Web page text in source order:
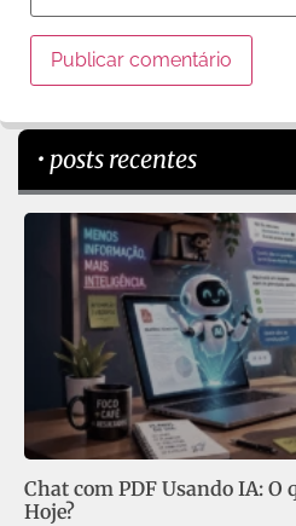
• posts recentes
Chat com PDF Usando IA: O
Hoje?